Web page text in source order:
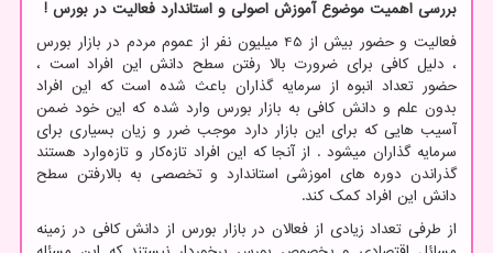
بررسی اهمیت موضوع آموزش اصولی و استاندارد فعالیت در بورس !
فعالیت و حضور بیش از 45 میلیون نفر از عموم مردم در بازار بورس
، دلیل کافی برای ضرورت بالا رفتن سطح دانش این افراد است ،
حضور تعداد انبوه از سرمایه گذاران باعث شده است که این افراد
بدون علم و دانش کافی به بازار بورس وارد شده که این خود ضمن
آسیب هایی که برای این بازار دارد موجب ضرر و زیان بسیاری برای
سرمایه گذاران میشود . از آنجا که این افراد تازه‌کار و تازه‌وارد هستند
گذراندن دوره های اموزشی استاندارد و تخصصی به بالارفتن سطح
دانش این افراد کمک کند.
از طرفی تعداد زیادی از فعالان در بازار بورس از دانش کافی در زمینه